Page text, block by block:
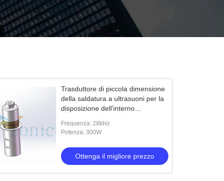
Trasduttore di piccola dimensione
della saldatura a ultrasuoni per la
disposizione dell'interno
Frequenza: 28kHz
Potenza: 300W
Ottenga il migliore prezzo